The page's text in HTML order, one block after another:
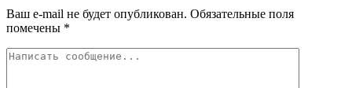
Ваш e-mail не будет опубликован. Обязательные поля
помечены *